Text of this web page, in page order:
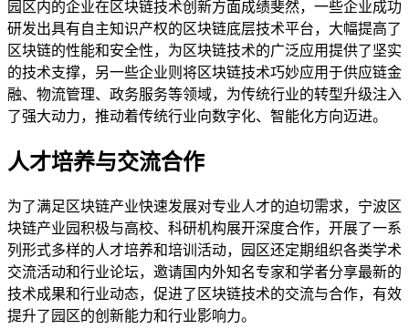
园区内的企业在区块链技术创新方面成绩斐然，一些企业成功
研发出具有自主知识产权的区块链底层技术平台，大幅提高了
区块链的性能和安全性，为区块链技术的广泛应用提供了坚实
的技术支撑，另一些企业则将区块链技术巧妙应用于供应链金
融、物流管理、政务服务等领域，为传统行业的转型升级注入
了强大动力，推动着传统行业向数字化、智能化方向迈进。
人才培养与交流合作
为了满足区块链产业快速发展对专业人才的迫切需求，宁波区
块链产业园积极与高校、科研机构展开深度合作，开展了一系
列形式多样的人才培养和培训活动，园区还定期组织各类学术
交流活动和行业论坛，邀请国内外知名专家和学者分享最新的
技术成果和行业动态，促进了区块链技术的交流与合作，有效
提升了园区的创新能力和行业影响力。